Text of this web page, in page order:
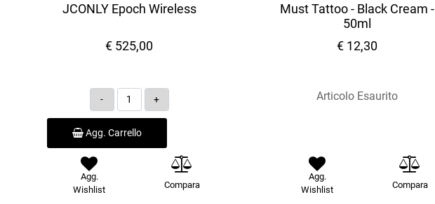
JCONLY Epoch Wireless
€ 525,00
Quantità
Agg. Carrello
Agg.
Wishlist
Compara
Must Tattoo - Black Cream -
50ml
€ 12,30
Articolo Esaurito
Agg.
Wishlist
Compara